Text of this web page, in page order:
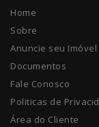
Home
Sobre
Anuncie seu Imóvel
Documentos
Fale Conosco
Politicas de
Área do Cliente